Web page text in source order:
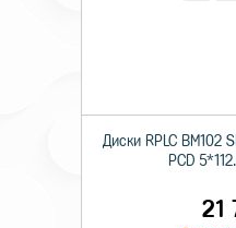
Диски RPLC BM102
PCD
21